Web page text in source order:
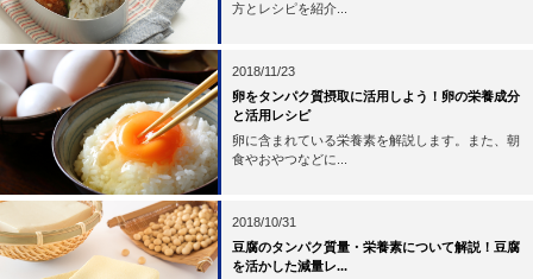
方とレシピを紹介...
2018/11/23
卵をタンパク質摂取に活用しよう！卵の栄養成分
と活用レシピ
卵に含まれている栄養素を解説します。また、朝
食やおやつなどに...
2018/10/31
豆腐のタンパク質量・栄養素について解説！豆腐
を活かした減量レ...